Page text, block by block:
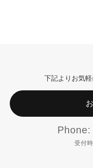
下記よりお気軽
Phone:
受付